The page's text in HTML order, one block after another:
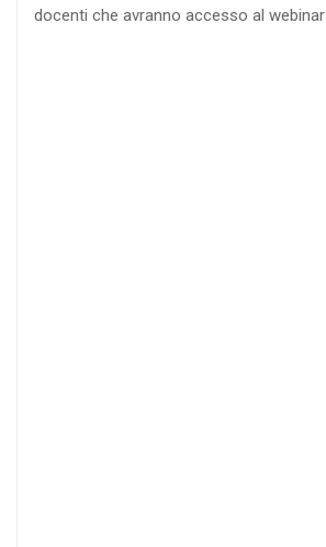
docenti che avranno accesso al webinar